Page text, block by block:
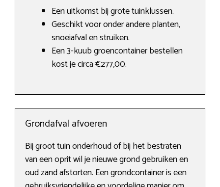
Een uitkomst bij grote tuinklussen.
Geschikt voor onder andere planten,
snoeiafval en struiken.
Een 3-kuub groencontainer bestellen
kost je circa €277,00.
Grondafval afvoeren
Bij groot tuin onderhoud of bij het bestraten
van een oprit wil je nieuwe grond gebruiken en
oud zand afstorten. Een grondcontainer is een